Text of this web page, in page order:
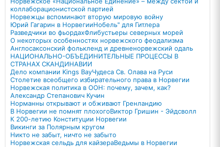
коллаборационистской партией
Норвежцы вспоминают вторую мировую войну
Юрий Гагарин в НорвегииНобель" для Гитлера
Разведчики во фьордахФлибустьеры северных морей
О некоторых особенностях норвежского феодализма
Англосаксонский фолькленд и древненорвежский одаль
НАЦИОНАЛЬНО-ОБЪЕДИНИТЕЛЬНЫЕ ПРОЦЕССЫ В
СТРАНАХ СКАНДИНАВИИ
Дело компании Kings BayЧудеса Св. Олава на Руси
Столетие всеобщего избирательного права в Норвегии
Норвежская политика в ООН: почему, зачем, как?
Александр Степанович Кучин
Норманны открывают и обживают Гренландию
В Норвегии не помнят плохогоВиктор Гришин - Эйдсволл
К 200-летию Конституции Норвегии
Викинги за Полярным кругом
Никто не забыт, ничто не забыто
Норвежская сельдь для кайзераВедьмы в Норвегии